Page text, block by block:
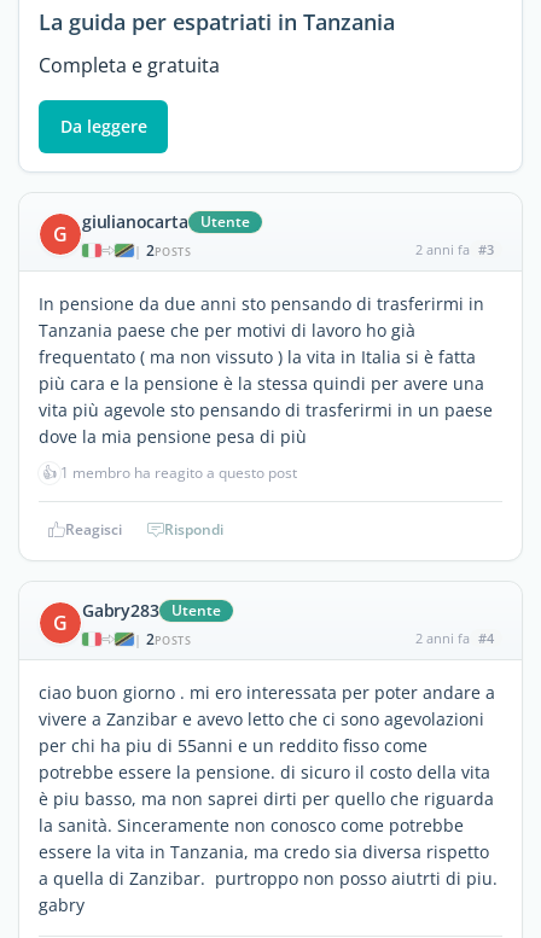
La guida per espatriati in Tanzania
Completa e gratuita
Da leggere
G giulianocarta Utente
| 2POSTS 2 anni fa #3
In pensione da due anni sto pensando di trasferirmi in
Tanzania paese che per motivi di lavoro ho già
frequentato ( ma non vissuto ) la vita in Italia si è fatta
più cara e la pensione è la stessa quindi per avere una
vita più agevole sto pensando di trasferirmi in un paese
dove la mia pensione pesa di più
👍 1 membro ha reagito a questo post
Reagisci Rispondi
G Gabry283 Utente
| 2POSTS 2 anni fa #4
ciao buon giorno . mi ero interessata per poter andare a
vivere a Zanzibar e avevo letto che ci sono agevolazioni
per chi ha piu di 55anni e un reddito fisso come
potrebbe essere la pensione. di sicuro il costo della vita
è piu basso, ma non saprei dirti per quello che riguarda
la sanità. Sinceramente non conosco come potrebbe
essere la vita in Tanzania, ma credo sia diversa rispetto
a quella di Zanzibar. purtroppo non posso aiutrti di piu.
gabry